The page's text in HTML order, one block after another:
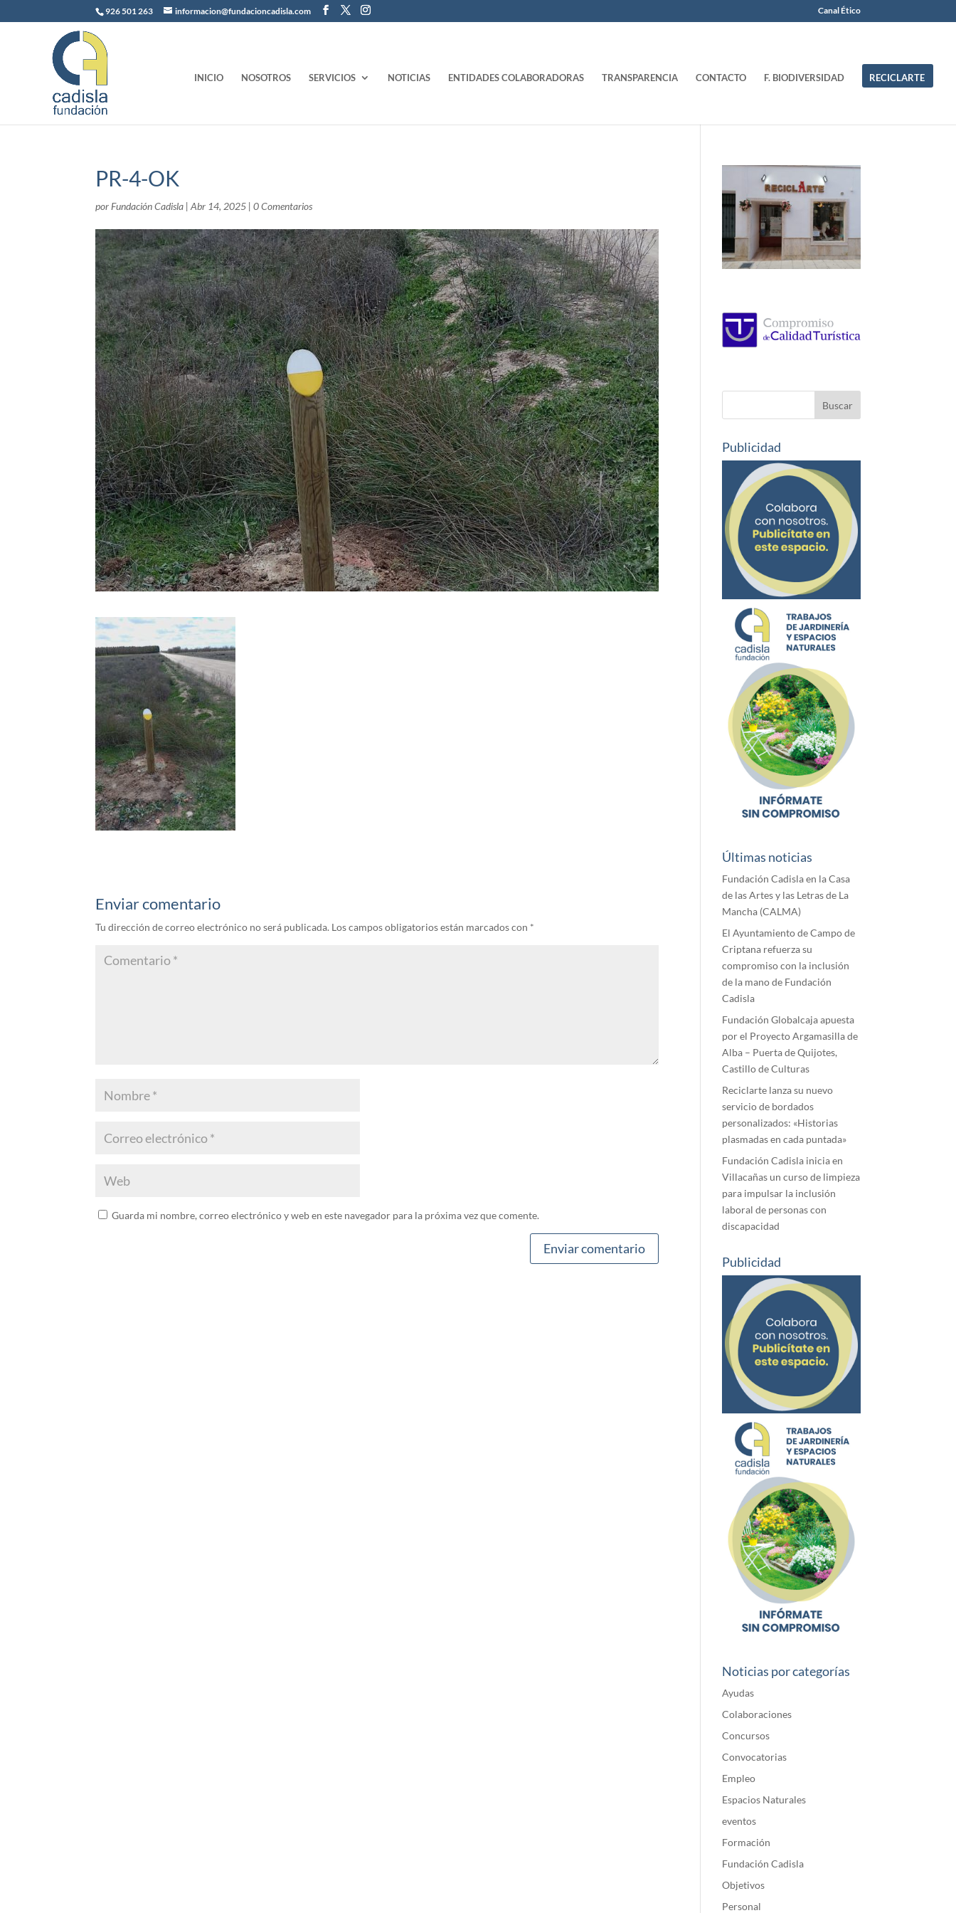
926 501 263 informacion@fundacioncadisla.com Canal Ético
INICIO NOSOTROS SERVICIOS NOTICIAS ENTIDADES COLABORADORAS TRANSPARENCIA CONTACTO F. BIODIVERSIDAD RECICLARTE
PR-4-OK
por Fundación Cadisla |Abr 14, 2025 |0 Comentarios
Enviar comentario
Tu dirección de correo electrónico no será publicada. Los campos obligatorios están marcados con *
Guarda mi nombre, correo electrónico y web en este navegador para la próxima vez que comente.
Publicidad
Últimas noticias
Fundación Cadisla en la Casa
de las Artes y las Letras de La
Mancha (CALMA)
El Ayuntamiento de Campo de
Criptana refuerza su
compromiso con la inclusión
de la mano de Fundación
Cadisla
Fundación Globalcaja apuesta
por el Proyecto Argamasilla de
Alba – Puerta de Quijotes,
Castillo de Culturas
Reciclarte lanza su nuevo
servicio de bordados
personalizados: «Historias
plasmadas en cada puntada»
Fundación Cadisla inicia en
Villacañas un curso de limpieza
para impulsar la inclusión
laboral de personas con
discapacidad
Publicidad
Noticias por categorías
Ayudas
Colaboraciones
Concursos
Convocatorias
Empleo
Espacios Naturales
eventos
Formación
Fundación Cadisla
Objetivos
Personal